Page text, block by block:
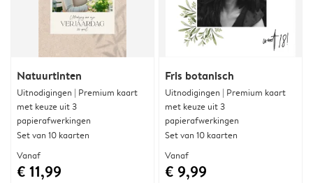
Natuurtinten
Uitnodigingen | Premium kaart
met keuze uit 3
papierafwerkingen
Set van 10 kaarten
Vanaf
€ 11,99
Fris botanisch
Uitnodigingen | Premium kaart
met keuze uit 3
papierafwerkingen
Set van 10 kaarten
Vanaf
€ 9,99